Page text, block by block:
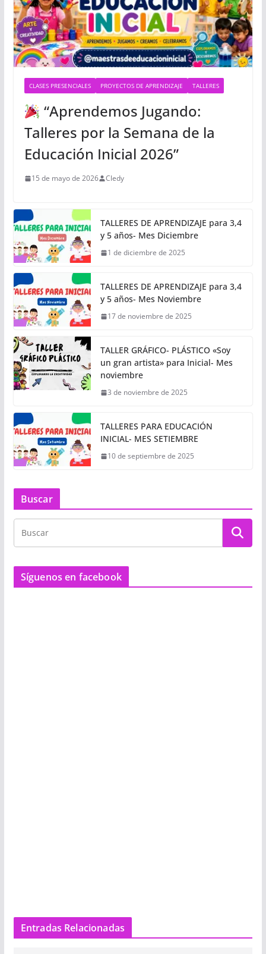
CLASES PRESENCIALES PROYECTOS DE APRENDIZAJE TALLERES
“Aprendemos Jugando:
Talleres por la Semana de la
Educación Inicial 2026”
15 de mayo de 2026 Cledy
TALLERES DE APRENDIZAJE para 3,4
y 5 años- Mes Diciembre
1 de diciembre de 2025
TALLERES DE APRENDIZAJE para 3,4
y 5 años- Mes Noviembre
17 de noviembre de 2025
TALLER GRÁFICO- PLÁSTICO «Soy
un gran artista» para Inicial- Mes
noviembre
3 de noviembre de 2025
TALLERES PARA EDUCACIÓN
INICIAL- MES SETIEMBRE
10 de septiembre de 2025
Buscar
Síguenos en facebook
Entradas Relacionadas